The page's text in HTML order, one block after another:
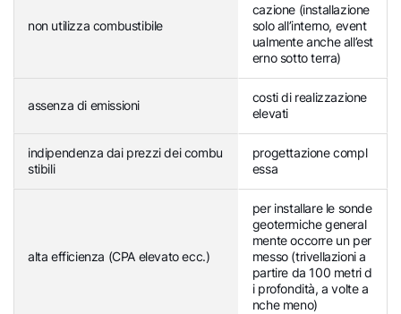
non utilizza combustibile
cazione (installazione
solo all’interno, event
ualmente anche all’est
erno sotto terra)
assenza di emissioni
costi di realizzazione
elevati
indipendenza dai prezzi dei combu
stibili
progettazione compl
essa
alta efficienza (CPA elevato ecc.)
per installare le sonde
geotermiche general
mente occorre un per
messo (trivellazioni a
partire da 100 metri d
i profondità, a volte a
nche meno)